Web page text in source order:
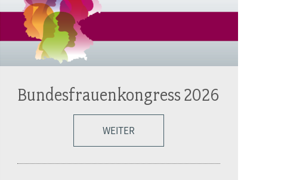
Bundesfrauenkongress 2026
WEITER